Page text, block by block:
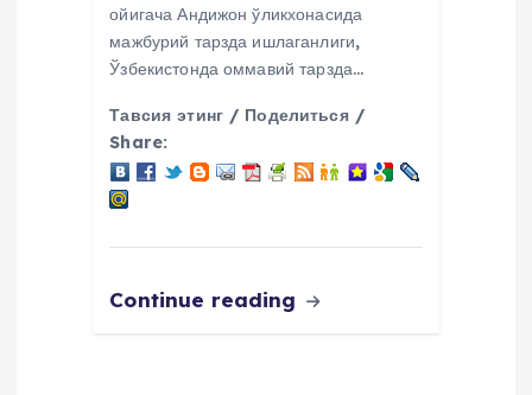
ойигача Андижон ўликхонасида
мажбурий тарзда ишлаганлиги,
Ўзбекистонда оммавий тарзда…
Тавсия этинг / Поделиться /
Share:
Continue reading